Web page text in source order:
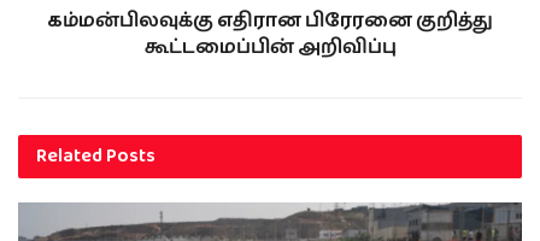
கம்மன்பிலவுக்கு எதிரான பிரேரனை குறித்து
கூட்டமைப்பின் அறிவிப்பு
RelatedPosts